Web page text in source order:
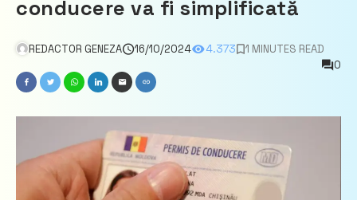
conducere va fi simplificată
REDACTOR GENEZA 16/10/2024 4.373
1 MINUTES READ
0